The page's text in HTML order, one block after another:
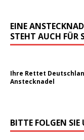
EINE
STEHT AUCH FÜR
Ihre Rettet
Anstecknadel
BITTE FOLGEN